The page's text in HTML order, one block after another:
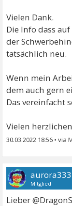
Vielen Dank.
Die Info dass
der
tatsächlich neu.
Wenn mein
dem auch gern
Das vereinfacht
Vielen
30.03.2022 18:56 •
aurora333
Mitglied
Lieber